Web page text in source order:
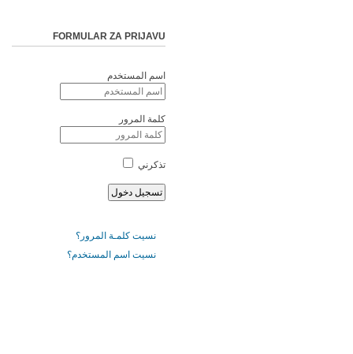
FORMULAR ZA PRIJAVU
اسم المستخدم
كلمة المرور
تذكرني
نسيت كلمـة المرور؟
نسيت اسم المستخدم؟